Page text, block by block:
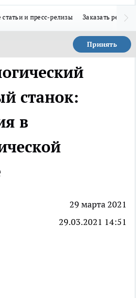
и пресс-релизы Заказать
Принять
станок:
в
29 марта 2021
29.03.2021 14:51